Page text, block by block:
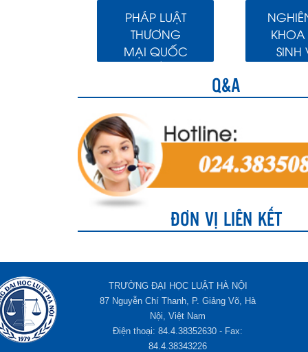
PHÁP LUẬT
THƯƠNG
MẠI QUỐC
SINH
Q&A
ĐƠN VỊ LIÊN KẾT
TRƯỜNG ĐẠI HỌC LUẬT HÀ NỘI
87 Nguyễn Chí Thanh, P. Giảng Võ, Hà
Nội, Việt Nam
Điện thoại: 84.4.38352630 - Fax:
84.4.38343226